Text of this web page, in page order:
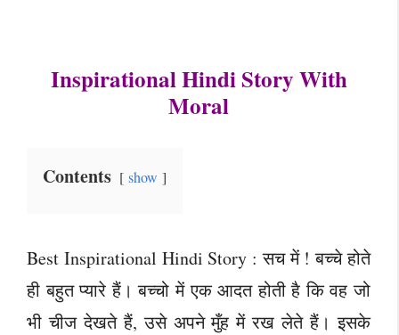
Inspirational Hindi Story With
Moral
Contents show
Best Inspirational Hindi Story : सच में ! बच्चे होते
ही बहुत प्यारे हैं। बच्चो में एक आदत होती है कि वह जो
भी चीज देखते हैं, उसे अपने मुँह में रख लेते हैं। इसके